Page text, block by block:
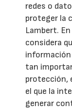
redes o
proteger la
Lambert.
considera
tan
protección,
el que la
generar